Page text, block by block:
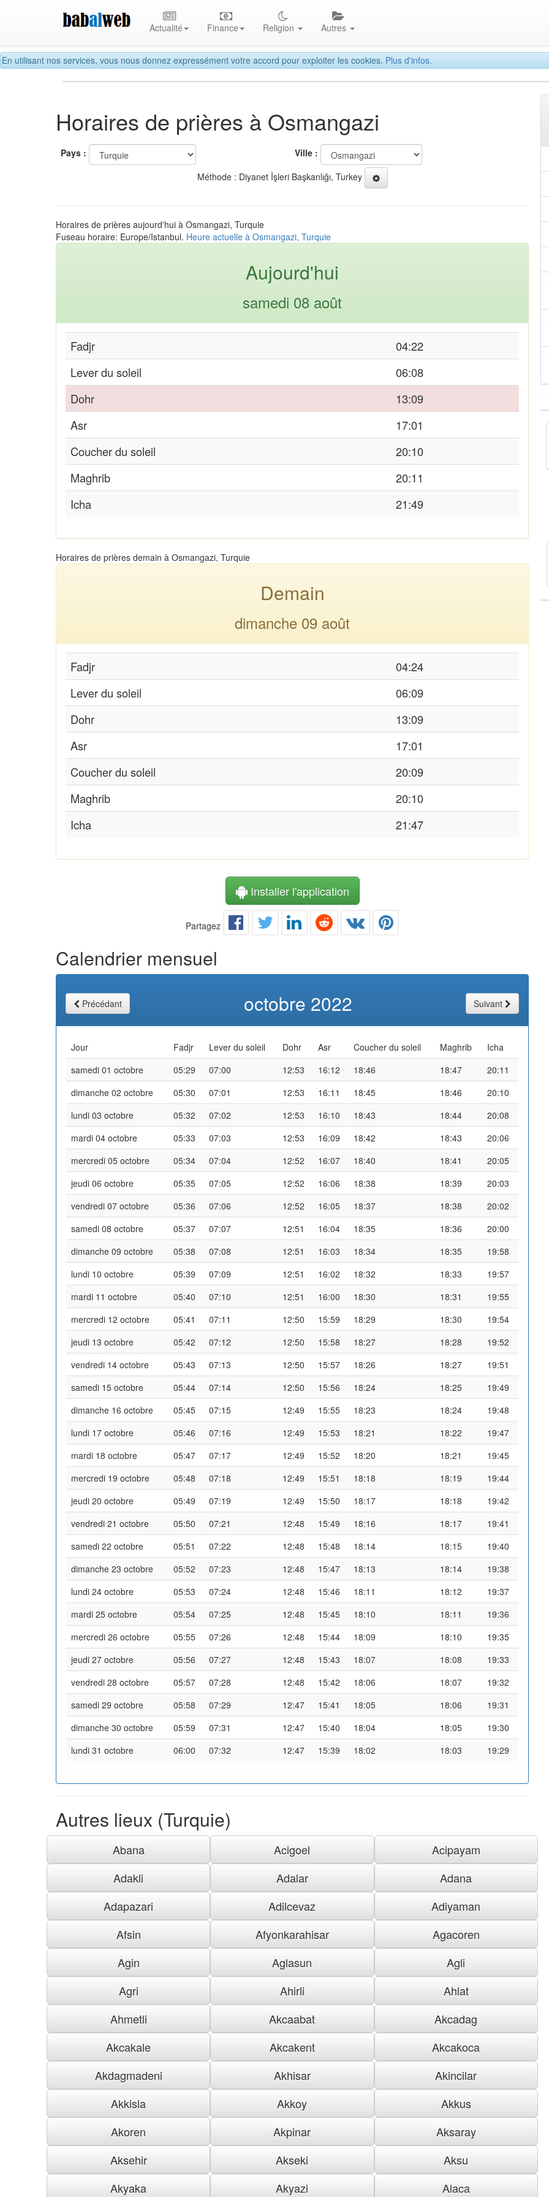
En utilisant nos services, vous nous donnez expressément votre accord pour exploiter les cookies. Plus d'infos.
Actualité Finance Religion Autres
Horaires de prières à Osmangazi
Pays :
Ville :
Méthode : Diyanet İşleri Başkanlığı, Turkey
Horaires de prières aujourd'hui à Osmangazi, Turquie
Fuseau horaire: Europe/Istanbul. Heure actuelle à Osmangazi, Turquie
Aujourd'hui
samedi 08 août
Fadjr
04:22
Lever du soleil
06:08
Dohr
13:09
Asr
17:01
Coucher du soleil
20:10
Maghrib
20:11
Icha
21:49
Horaires de prières demain à Osmangazi, Turquie
Demain
dimanche 09 août
Fadjr
04:24
Lever du soleil
06:09
Dohr
13:09
Asr
17:01
Coucher du soleil
20:09
Maghrib
20:10
Icha
21:47
Installer l'application
Partagez
Calendrier mensuel
Précédant octobre 2022 Suivant
Jour Fadjr Lever du soleil Dohr Asr Coucher du soleil Maghrib
Icha
samedi 01 octobre
05:29 07:00 12:53 16:12 18:46 18:47
20:11
dimanche 02 octobre
05:30 07:01 12:53 16:11 18:45 18:46
20:10
lundi 03 octobre
05:32 07:02 12:53 16:10 18:43 18:44
20:08
mardi 04 octobre
05:33 07:03 12:53 16:09 18:42 18:43
20:06
mercredi 05 octobre
05:34 07:04 12:52 16:07 18:40 18:41
20:05
jeudi 06 octobre
05:35 07:05 12:52 16:06 18:38 18:39
20:03
vendredi 07 octobre
05:36 07:06 12:52 16:05 18:37 18:38
20:02
samedi 08 octobre
05:37 07:07 12:51 16:04 18:35 18:36
20:00
dimanche 09 octobre
05:38 07:08 12:51 16:03 18:34 18:35
19:58
lundi 10 octobre
05:39 07:09 12:51 16:02 18:32 18:33
19:57
mardi 11 octobre
05:40 07:10 12:51 16:00 18:30 18:31
19:55
mercredi 12 octobre
05:41 07:11 12:50 15:59 18:29 18:30
19:54
jeudi 13 octobre
05:42 07:12 12:50 15:58 18:27 18:28
19:52
vendredi 14 octobre
05:43 07:13 12:50 15:57 18:26 18:27
19:51
samedi 15 octobre
05:44 07:14 12:50 15:56 18:24 18:25
19:49
dimanche 16 octobre
05:45 07:15 12:49 15:55 18:23 18:24
19:48
lundi 17 octobre
05:46 07:16 12:49 15:53 18:21 18:22
19:47
mardi 18 octobre
05:47 07:17 12:49 15:52 18:20 18:21
19:45
mercredi 19 octobre
05:48 07:18 12:49 15:51 18:18 18:19
19:44
jeudi 20 octobre
05:49 07:19 12:49 15:50 18:17 18:18
19:42
vendredi 21 octobre
05:50 07:21 12:48 15:49 18:16 18:17
19:41
samedi 22 octobre
05:51 07:22 12:48 15:48 18:14 18:15
19:40
dimanche 23 octobre
05:52 07:23 12:48 15:47 18:13 18:14
19:38
lundi 24 octobre
05:53 07:24 12:48 15:46 18:11 18:12
19:37
mardi 25 octobre
05:54 07:25 12:48 15:45 18:10 18:11
19:36
mercredi 26 octobre
05:55 07:26 12:48 15:44 18:09 18:10
19:35
jeudi 27 octobre
05:56 07:27 12:48 15:43 18:07 18:08
19:33
vendredi 28 octobre
05:57 07:28 12:48 15:42 18:06 18:07
19:32
samedi 29 octobre
05:58 07:29 12:47 15:41 18:05 18:06
19:31
dimanche 30 octobre
05:59 07:31 12:47 15:40 18:04 18:05
19:30
lundi 31 octobre
06:00 07:32 12:47 15:39 18:02 18:03 19:29
Autres lieux (Turquie)
Abana Acigoel
Acipayam
Adakli
Adalar
Adana
Adapazari
Adilcevaz
Adiyaman
Afsin
Afyonkarahisar
Agacoren
Agin
Aglasun
Agli
Agri
Ahirli
Ahlat
Ahmetli
Akcaabat
Akcadag
Akcakale
Akcakent
Akcakoca
Akdagmadeni
Akhisar
Akincilar
Akkisla
Akkoy
Akkus
Akoren
Akpinar
Aksaray
Aksehir
Akseki
Aksu
Akyaka
Akyazi Alaca